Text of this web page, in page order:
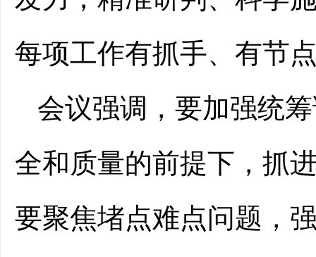
每项工作有抓手、有节
会议强调，要加强统
全和质量的前提下，抓
要聚焦堵点难点问题，